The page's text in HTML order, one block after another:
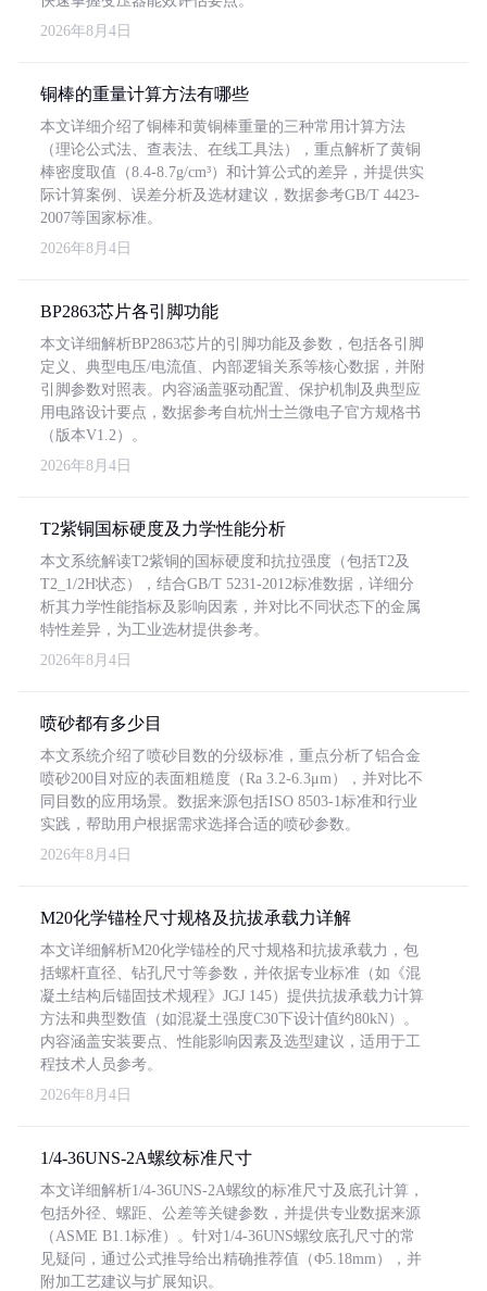
2026年8月4日
铜棒的重量计算方法有哪些
本文详细介绍了铜棒和黄铜棒重量的三种常用计算方法
（理论公式法、查表法、在线工具法），重点解析了黄铜
棒密度取值（8.4-8.7g/cm³）和计算公式的差异，并提供实
际计算案例、误差分析及选材建议，数据参考GB/T 4423-
2007等国家标准。
2026年8月4日
BP2863芯片各引脚功能
本文详细解析BP2863芯片的引脚功能及参数，包括各引脚
定义、典型电压/电流值、内部逻辑关系等核心数据，并附
引脚参数对照表。内容涵盖驱动配置、保护机制及典型应
用电路设计要点，数据参考自杭州士兰微电子官方规格书
（版本V1.2）。
2026年8月4日
T2紫铜国标硬度及力学性能分析
本文系统解读T2紫铜的国标硬度和抗拉强度（包括T2及
T2_1/2H状态），结合GB/T 5231-2012标准数据，详细分
析其力学性能指标及影响因素，并对比不同状态下的金属
特性差异，为工业选材提供参考。
2026年8月4日
喷砂都有多少目
本文系统介绍了喷砂目数的分级标准，重点分析了铝合金
喷砂200目对应的表面粗糙度（Ra 3.2-6.3μm），并对比不
同目数的应用场景。数据来源包括ISO 8503-1标准和行业
实践，帮助用户根据需求选择合适的喷砂参数。
2026年8月4日
M20化学锚栓尺寸规格及抗拔承载力详解
本文详细解析M20化学锚栓的尺寸规格和抗拔承载力，包
括螺杆直径、钻孔尺寸等参数，并依据专业标准（如《混
凝土结构后锚固技术规程》JGJ 145）提供抗拔承载力计算
方法和典型数值（如混凝土强度C30下设计值约80kN）。
内容涵盖安装要点、性能影响因素及选型建议，适用于工
程技术人员参考。
2026年8月4日
1/4-36UNS-2A螺纹标准尺寸
本文详细解析1/4-36UNS-2A螺纹的标准尺寸及底孔计算，
包括外径、螺距、公差等关键参数，并提供专业数据来源
（ASME B1.1标准）。针对1/4-36UNS螺纹底孔尺寸的常
见疑问，通过公式推导给出精确推荐值（Φ5.18mm），并
附加工艺建议与扩展知识。